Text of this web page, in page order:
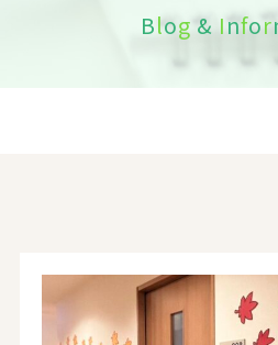
Blog & Infor
リラクシング
入居